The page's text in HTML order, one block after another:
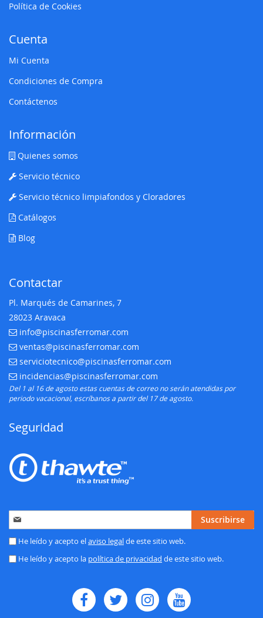
Política de Cookies
Cuenta
Mi Cuenta
Condiciones de Compra
Contáctenos
Información
Quienes somos
Servicio técnico
Servicio técnico limpiafondos y Cloradores
Catálogos
Blog
Contactar
Pl. Marqués de Camarines, 7
28023 Aravaca
E-mail:
info@piscinasferromar.com
E-mail:
ventas@piscinasferromar.com
E-mail:
serviciotecnico@piscinasferromar.com
E-mail:
incidencias@piscinasferromar.com
Del 1 al 16 de agosto estas cuentas de correo no serán atendidas por
periodo vacacional, escríbanos a partir del 17 de agosto.
Seguridad
Inscríbase
a
nuestro
de
Suscribirse
He leído y acepto elaviso legalde este sitio web.
He leído y acepto la política de privacidad de este sitio web.